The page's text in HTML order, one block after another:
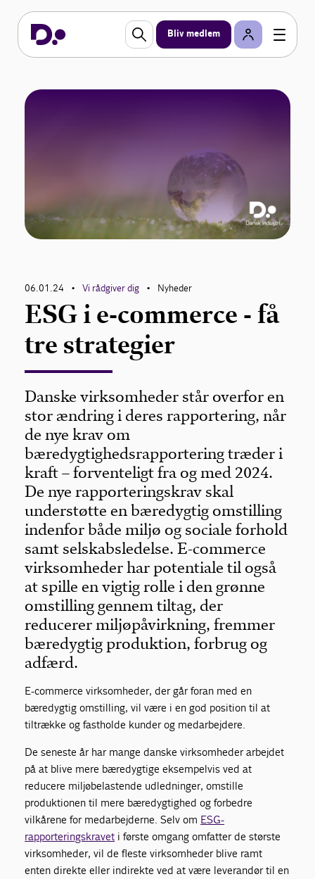
Bliv medlem
06.01.24 • Vi rådgiver dig • Nyheder
ESG i e-commerce - få
tre strategier
Danske virksomheder står overfor en
stor ændring i deres rapportering, når
de nye krav om
bæredygtighedsrapportering træder i
kraft – forventeligt fra og med 2024.
De nye rapporteringskrav skal
understøtte en bæredygtig omstilling
indenfor både miljø og sociale forhold
samt selskabsledelse. E-commerce
virksomheder har potentiale til også
at spille en vigtig rolle i den grønne
omstilling gennem tiltag, der
reducerer miljøpåvirkning, fremmer
bæredygtig produktion, forbrug og
adfærd.
E-commerce virksomheder, der går foran med en
bæredygtig omstilling, vil være i en god position til at
tiltrække og fastholde kunder og medarbejdere.
De seneste år har mange danske virksomheder arbejdet
på at blive mere bæredygtige eksempelvis ved at
reducere miljøbelastende udledninger, omstille
produktionen til mere bæredygtighed og forbedre
vilkårene for medarbejderne. Selv om ESG-
rapporteringskravet i første omgang omfatter de største
virksomheder, vil de fleste virksomheder blive ramt
enten direkte eller indirekte ved at være leverandør til en